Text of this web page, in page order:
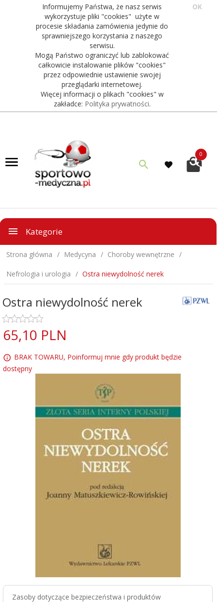
Informujemy Państwa, że nasz serwis
wykorzystuje pliki "cookies" użyte w
procesie składania zamówienia jedynie do
sprawniejszego korzystania z naszego
serwisu.
Mogą Państwo ograniczyć lub zablokować
całkowicie instalowanie plików "cookies"
przez odpowiednie ustawienie swojej
przeglądarki internetowej.
Więcej informacji o plikach "cookies" w
zakładce: Polityka prywatności.
OK
0
Kategorie
Strona główna Medycyna Choroby wewnętrzne
Nefrologia i urologia Ostra niewydolność nerek
Ostra niewydolność nerek
65,10 PLN
BRAK TOWARU, Poinformuj mnie gdy produkt będzie
dostępny
Zasoby dotyczące bezpieczeństwa i produktów